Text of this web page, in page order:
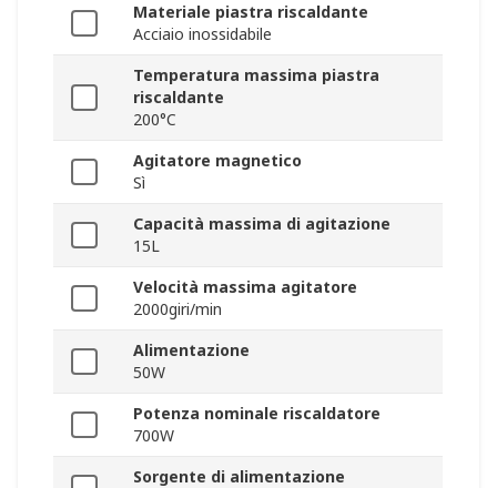
Materiale piastra riscaldante
Acciaio inossidabile
Temperatura massima piastra
riscaldante
200°C
Agitatore magnetico
Sì
Capacità massima di agitazione
15L
Velocità massima agitatore
2000giri/min
Alimentazione
50W
Potenza nominale riscaldatore
700W
Sorgente di alimentazione